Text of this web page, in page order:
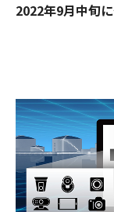
2022年9月中旬に